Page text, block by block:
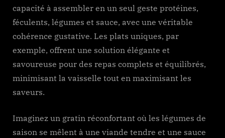
capacité à assembler en un seul geste protéines,
féculents, légumes et sauce, avec une véritable
cohérence gustative. Les plats uniques, par
exemple, offrent une solution élégante et
savoureuse pour des repas complets et équilibrés,
minimisant la vaisselle tout en maximisant les
saveurs.
Imaginez un gratin réconfortant où les légumes de
saison se mêlent à une viande tendre et une sauce